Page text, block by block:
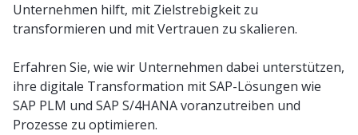
Unternehmen hilft, mit Zielstrebigkeit zu
transformieren und mit Vertrauen zu skalieren.
Erfahren Sie, wie wir Unternehmen dabei unterstützen,
ihre digitale Transformation mit SAP-Lösungen wie
SAP PLM und SAP S/4HANA voranzutreiben und
Prozesse zu optimieren.